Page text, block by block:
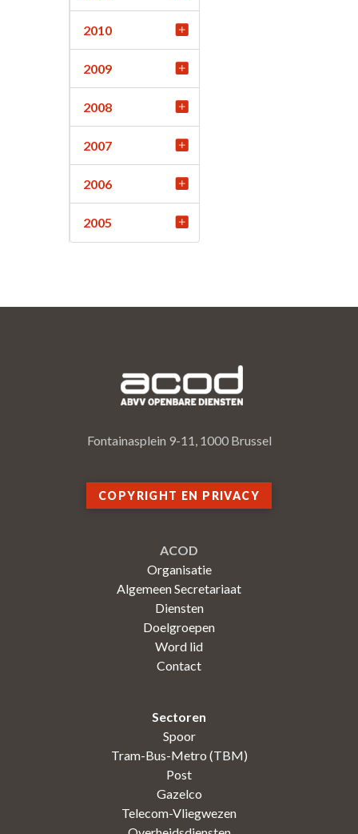
2010
2009
2008
2007
2006
2005
Fontainasplein 9-11, 1000 Brussel
COPYRIGHT EN PRIVACY
ACOD
Organisatie
Algemeen Secretariaat
Diensten
Doelgroepen
Word lid
Contact
Sectoren
Spoor
Tram-Bus-Metro (TBM)
Post
Gazelco
Telecom-Vliegwezen